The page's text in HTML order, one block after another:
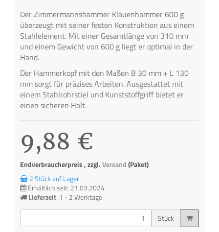
Der Zimmermannshammer Klauenhammer 600 g
überzeugt mit seiner festen Konstruktion aus einem
Stahlelement. Mit einer Gesamtlänge von 310 mm
und einem Gewicht von 600 g liegt er optimal in der
Hand.
Der Hammerkopf mit den Maßen B 30 mm + L 130
mm sorgt für präzises Arbeiten. Ausgestattet mit
einem Stahlrohrstiel und Kunststoffgriff bietet er
einen sicheren Halt.
9,88 €
Endverbraucherpreis , zzgl.Versand(Paket)
2 Stück auf Lager
Erhältlich seit: 21.03.2024
Lieferzeit: 1 - 2 Werktage
Stück